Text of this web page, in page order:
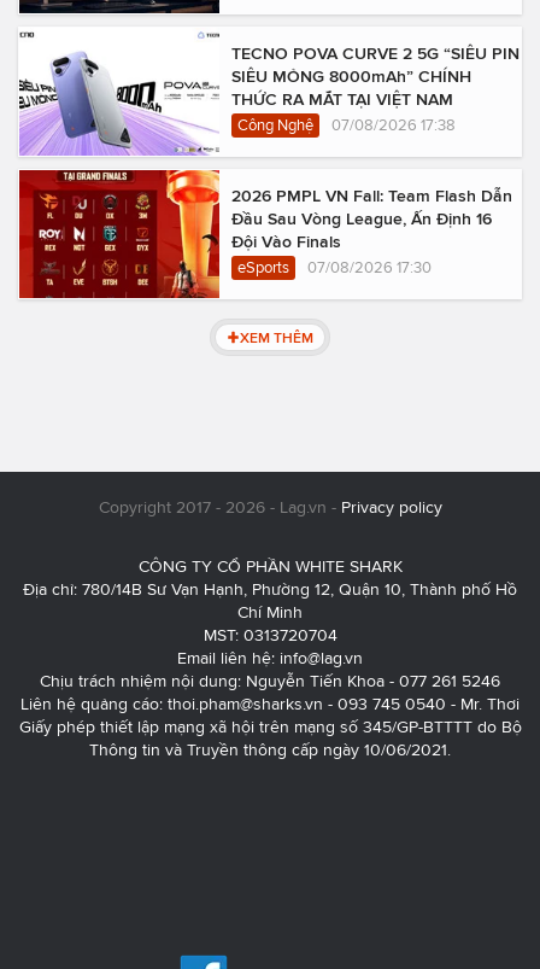
TECNO POVA CURVE 2 5G “SIÊU PIN
SIÊU MỎNG 8000mAh” CHÍNH
THỨC RA MẮT TẠI VIỆT NAM
Công Nghệ 07/08/2026 17:38
2026 PMPL VN Fall: Team Flash Dẫn
Đầu Sau Vòng League, Ấn Định 16
Đội Vào Finals
eSports 07/08/2026 17:30
XEM THÊM
Copyright 2017 - 2026 - Lag.vn - Privacy policy
CÔNG TY CỔ PHẦN WHITE SHARK
Địa chỉ: 780/14B Sư Vạn Hạnh, Phường 12, Quận 10, Thành phố Hồ
Chí Minh
MST: 0313720704
Email liên hệ: info@lag.vn
Chịu trách nhiệm nội dung: Nguyễn Tiến Khoa - 077 261 5246
Liên hệ quảng cáo: thoi.pham@sharks.vn - 093 745 0540 - Mr. Thơi
Giấy phép thiết lập mạng xã hội trên mạng số 345/GP-BTTTT do Bộ
Thông tin và Truyền thông cấp ngày 10/06/2021.